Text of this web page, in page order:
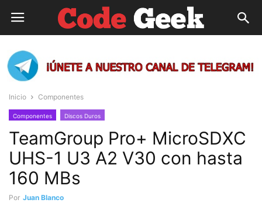
Inicio Componentes
Componentes Discos Duros
TeamGroup Pro+ MicroSDXC
UHS-1 U3 A2 V30 con hasta
160 MBs
Por Juan Blanco